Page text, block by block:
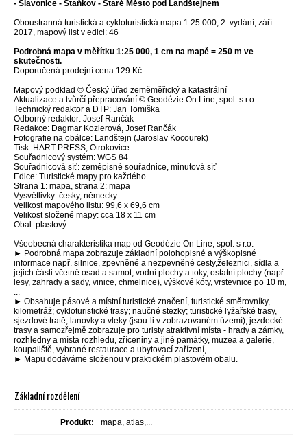
- Slavonice - Staňkov - Staré Město pod Landštejnem
Oboustranná turistická a cykloturistická mapa 1:25 000, 2. vydání, září
2017, mapový list v edici: 46
Podrobná mapa v měřítku 1:25 000, 1 cm na mapě = 250 m ve
skutečnosti.
Doporučená prodejní cena 129 Kč.
Mapový podklad © Český úřad zeměměřický a katastrální
Aktualizace a tvůrčí přepracování © Geodézie On Line, spol. s r.o.
Technický redaktor a DTP: Jan Tomiška
Odborný redaktor: Josef Rančák
Redakce: Dagmar Kozlerová, Josef Rančák
Fotografie na obálce: Landštejn (Jaroslav Kocourek)
Tisk: HART PRESS, Otrokovice
Souřadnicový systém: WGS 84
Souřadnicová síť: zeměpisné souřadnice, minutová síť
Edice: Turistické mapy pro každého
Strana 1: mapa, strana 2: mapa
Vysvětlivky: česky, německy
Velikost mapového listu: 99,6 x 69,6 cm
Velikost složené mapy: cca 18 x 11 cm
Obal: plastový
Všeobecná charakteristika map od Geodézie On Line, spol. s r.o.
► Podrobná mapa zobrazuje základní polohopisné a výškopisné
informace např. silnice, zpevněné a nezpevněné cesty,železnici, sídla a
jejich části včetně osad a samot, vodní plochy a toky, ostatní plochy (např.
lesy, zahrady a sady, vinice, chmelnice), výškové kóty, vrstevnice po 10 m,
...
► Obsahuje pásové a místní turistické značení, turistické směrovníky,
kilometráž; cykloturistické trasy; naučné stezky; turistické lyžařské trasy,
sjezdové tratě, lanovky a vleky (jsou-li v zobrazovaném území); jezdecké
trasy a samozřejmě zobrazuje pro turisty atraktivní místa - hrady a zámky,
rozhledny a místa rozhledu, zříceniny a jiné památky, muzea a galerie,
koupaliště, vybrané restaurace a ubytovací zařízení,...
► Mapu dodáváme složenou v praktickém plastovém obalu.
Základní rozdělení
Produkt: mapa, atlas,...